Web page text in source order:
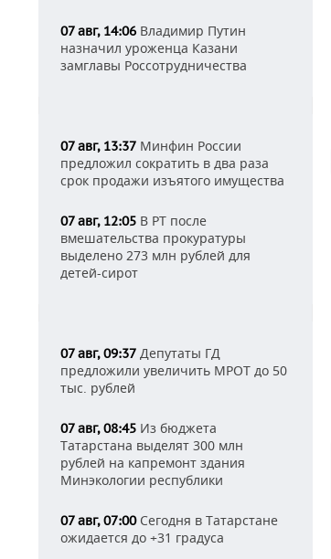
07 авг, 14:06 Владимир Путин
назначил уроженца Казани
замглавы Россотрудничества
07 авг, 13:37 Минфин России
предложил сократить в два раза
срок продажи изъятого имущества
07 авг, 12:05 В РТ после
вмешательства прокуратуры
выделено 273 млн рублей для
детей-сирот
07 авг, 09:37 Депутаты ГД
предложили увеличить МРОТ до 50
тыс. рублей
07 авг, 08:45 Из бюджета
Татарстана выделят 300 млн
рублей на капремонт здания
Минэкологии республики
07 авг, 07:00Сегодня в Татарстане
ожидается до +31 градуса